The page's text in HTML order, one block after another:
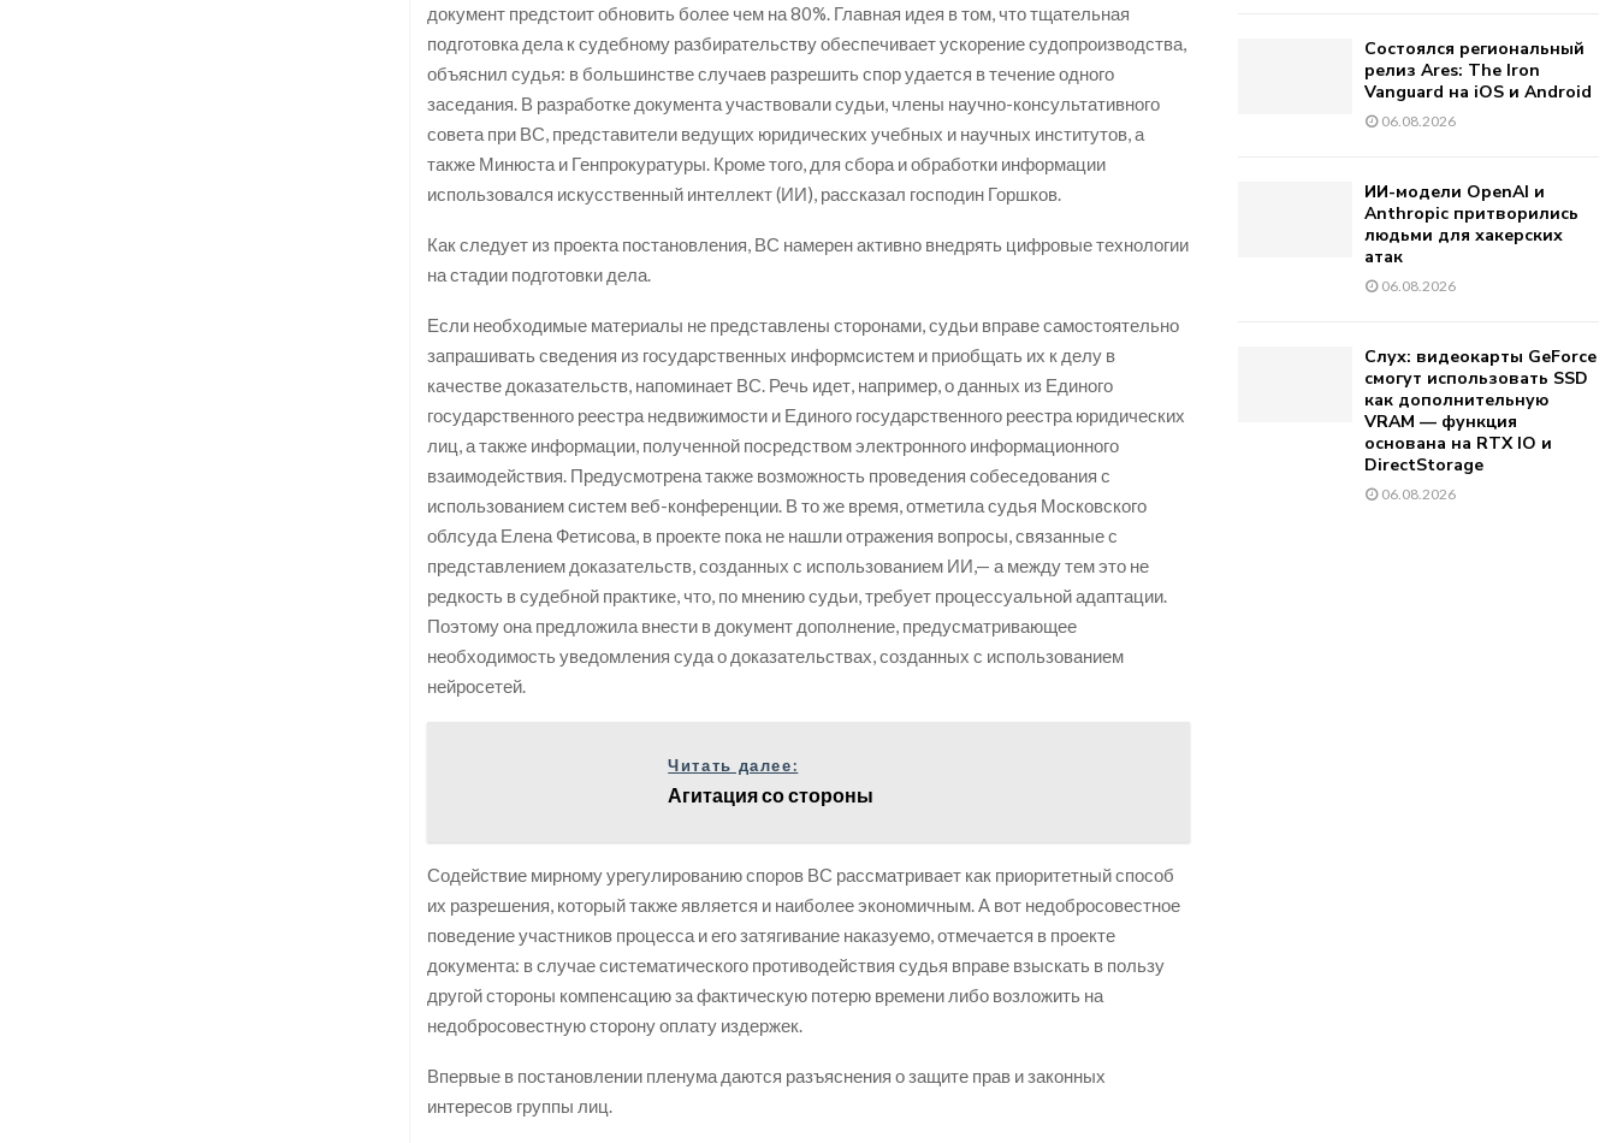
документ предстоит обновить более чем на 80%. Главная идея в том, что тщательная
подготовка дела к судебному разбирательству обеспечивает ускорение судопроизводства,
объяснил судья: в большинстве случаев разрешить спор удается в течение одного
заседания. В разработке документа участвовали судьи, члены научно-консультативного
совета при ВС, представители ведущих юридических учебных и научных институтов, а
также Минюста и Генпрокуратуры. Кроме того, для сбора и обработки информации
использовался искусственный интеллект (ИИ), рассказал господин Горшков.
Как следует из проекта постановления, ВС намерен активно внедрять цифровые технологии
на стадии подготовки дела.
Если необходимые материалы не представлены сторонами, судьи вправе самостоятельно
запрашивать сведения из государственных информсистем и приобщать их к делу в
качестве доказательств, напоминает ВС. Речь идет, например, о данных из Единого
государственного реестра недвижимости и Единого государственного реестра юридических
лиц, а также информации, полученной посредством электронного информационного
взаимодействия. Предусмотрена также возможность проведения собеседования с
использованием систем веб-конференции. В то же время, отметила судья Московского
облсуда Елена Фетисова, в проекте пока не нашли отражения вопросы, связанные с
представлением доказательств, созданных с использованием ИИ,— а между тем это не
редкость в судебной практике, что, по мнению судьи, требует процессуальной адаптации.
Поэтому она предложила внести в документ дополнение, предусматривающее
необходимость уведомления суда о доказательствах, созданных с использованием
нейросетей.
Читать далее:
Агитация со стороны
Содействие мирному урегулированию споров ВС рассматривает как приоритетный способ
их разрешения, который также является и наиболее экономичным. А вот недобросовестное
поведение участников процесса и его затягивание наказуемо, отмечается в проекте
документа: в случае систематического противодействия судья вправе взыскать в пользу
другой стороны компенсацию за фактическую потерю времени либо возложить на
недобросовестную сторону оплату издержек.
Впервые в постановлении пленума даются разъяснения о защите прав и законных
интересов группы лиц.
Состоялся региональный
релиз Ares: The Iron
Vanguard на iOS и Android
06.08.2026
ИИ-модели OpenAI и
Anthropic притворились
людьми для хакерских
атак
06.08.2026
Слух: видеокарты GeForce
смогут использовать SSD
как дополнительную
VRAM — функция
основана на RTX IO и
DirectStorage
06.08.2026